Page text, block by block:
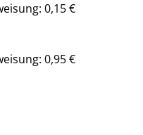
0,15 €
0,95 €